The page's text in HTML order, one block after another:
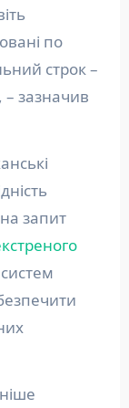
по
строк –
– зазначив
запит